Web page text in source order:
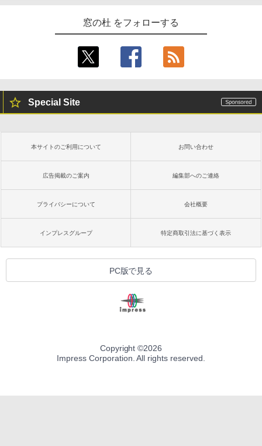
窓の杜 をフォローする
Special Site
本サイトのご利用について お問い合わせ
広告掲載のご案内 編集部へのご連絡
プライバシーについて 会社概要
インプレスグループ 特定商取引法に基づく表示
PC版で見る
Copyright ©2026
Impress Corporation. All rights reserved.